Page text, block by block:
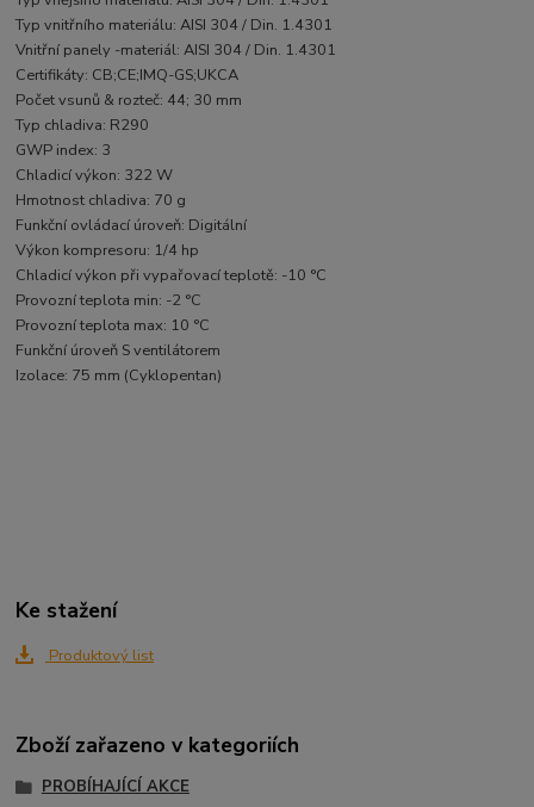
Typ vnitřního materiálu: AISI 304 / Din. 1.4301
Vnitřní panely -materiál: AISI 304 / Din. 1.4301
Certifikáty: CB;CE;IMQ-GS;UKCA
Počet vsunů & rozteč: 44; 30 mm
Typ chladiva: R290
GWP index: 3
Chladicí výkon: 322 W
Hmotnost chladiva: 70 g
Funkční ovládací úroveň: Digitální
Výkon kompresoru: 1/4 hp
Chladicí výkon při vypařovací teplotě: -10 °C
Provozní teplota min: -2 °C
Provozní teplota max: 10 °C
Funkční úroveň S ventilátorem
Izolace: 75 mm (Cyklopentan)
Ke stažení
Produktový list
Zboží zařazeno v kategoriích
PROBÍHAJÍCÍ AKCE